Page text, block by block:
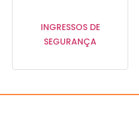
INGRESSOS DE
SEGURANÇA